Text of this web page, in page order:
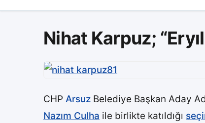
Nihat Karpuz;
CHP Arsuz Belediye Başkan Aday
Nazım Culha ile birlikte katıldığı